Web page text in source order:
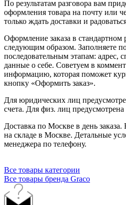
По результатам разговора вам
оформления товара на почту или
только ждать доставки и
Оформление заказа в
следующим образом. Заполняете
последовательным этапам: адрес,
данные о себе. Советуем в
информацию, которая поможет
кнопку «Оформить заказ».
Для юридических лиц
счета. Для физ. лиц
Доставка по Москве в день
на складе в Москве. Детальные
менеджера по телефону.
Все товары категории
Все товары бренда Graco